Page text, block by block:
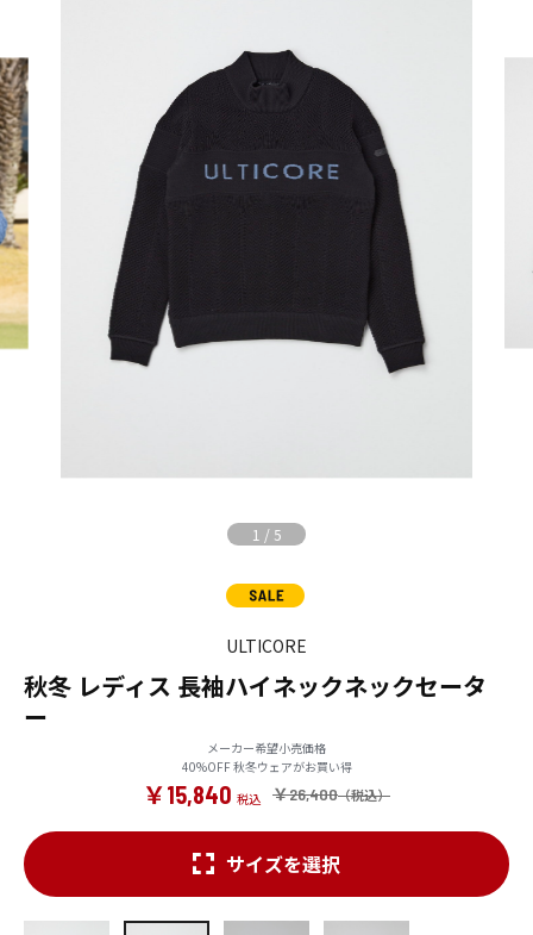
1 / 5
ULTICORE
秋冬 レディス 長袖ハイネックネックセータ
ー
メーカー希望小売価格
40%OFF 秋冬ウェアがお買い得
￥26,400
￥15,840
サイズを選択